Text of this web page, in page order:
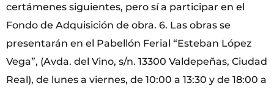
certámenes siguientes, pero sí a participar en el
Fondo de Adquisición de obra. 6. Las obras se
presentarán en el Pabellón Ferial “Esteban López
Vega”, (Avda. del Vino, s/n. 13300 Valdepeñas, Ciudad
Real), de lunes a viernes, de 10:00 a 13:30 y de 18:00 a